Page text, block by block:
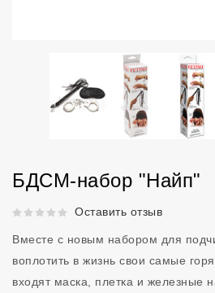
БДСМ-набор "Найп"
Рейтинг 5 из 5.Оставить отзыв
Вместе с новым набором для
воплотить в жизнь свои самые
входят маска, плетка и железные